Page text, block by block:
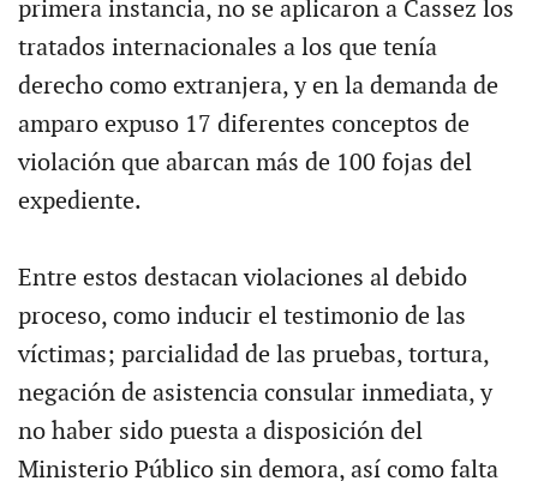
primera instancia, no se aplicaron a Cassez los
tratados internacionales a los que tenía
derecho como extranjera, y en la demanda de
amparo expuso 17 diferentes conceptos de
violación que abarcan más de 100 fojas del
expediente.
Entre estos destacan violaciones al debido
proceso, como inducir el testimonio de las
víctimas; parcialidad de las pruebas, tortura,
negación de asistencia consular inmediata, y
no haber sido puesta a disposición del
Ministerio Público sin demora, así como falta